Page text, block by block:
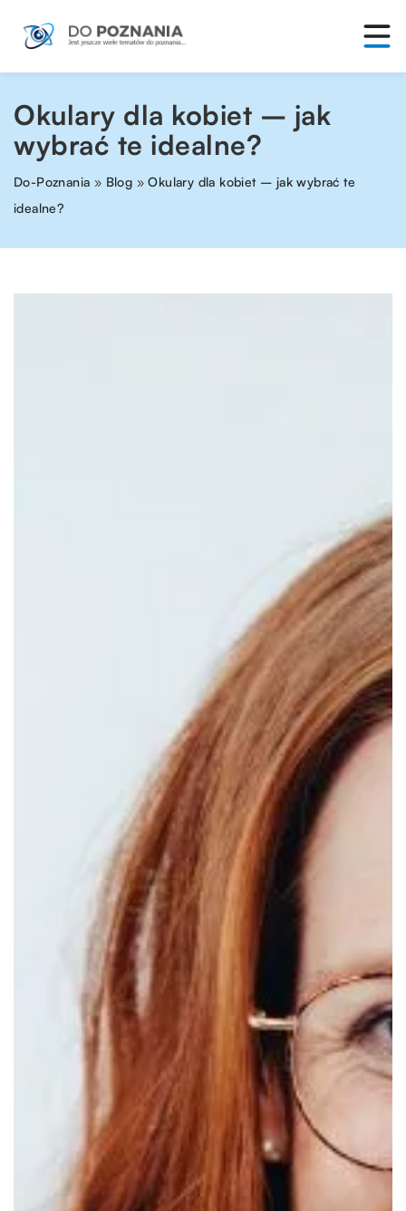
Okulary dla kobiet – jak
wybrać te idealne?
Do-Poznania » Blog »Okulary dla kobiet – jak wybrać te
idealne?